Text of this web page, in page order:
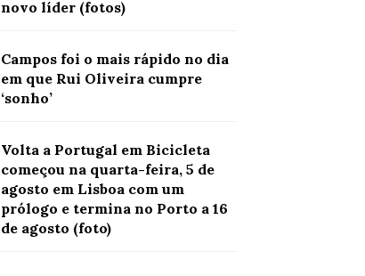
novo líder (fotos)
Campos foi o mais rápido no dia
em que Rui Oliveira cumpre
‘sonho’
Volta a Portugal em Bicicleta
começou na quarta-feira, 5 de
agosto em Lisboa com um
prólogo e termina no Porto a 16
de agosto (foto)